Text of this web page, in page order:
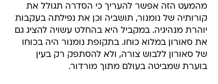
מהמעט הזה אפשר להעריך כי הסדרה תגולל את
קורותיה של נומנור, תושביה וכן את נפילתה בעקבות
יוהרת מנהיגיה. במקביל היא בהחלט עשויה להציג גם
את סאורון במלוא כוחו. בתקופת נומנור היה בכוחו
של סאורון ללבוש צורה, ולא להסתפק רק בעין
בוערת שמביטה בעולם מתוך מורדור.